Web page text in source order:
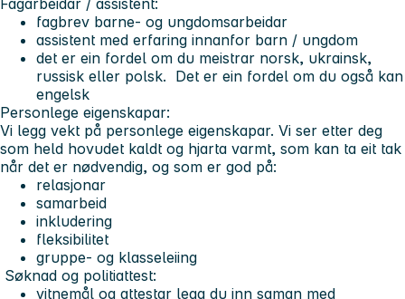
fagbrev barne- og ungdomsarbeidar
assistent med erfaring innanfor barn / ungdom
det er ein fordel om du meistrar norsk, ukrainsk,
russisk eller polsk. Det er ein fordel om du også kan
engelsk
Personlege eigenskapar:
Vi legg vekt på personlege eigenskapar. Vi ser etter deg
som held hovudet kaldt og hjarta varmt, som kan ta eit tak
når det er nødvendig, og som er god på:
relasjonar
samarbeid
inkludering
fleksibilitet
gruppe- og klasseleiing
Søknad og politiattest:
vitnemål og attestar legg du inn saman med